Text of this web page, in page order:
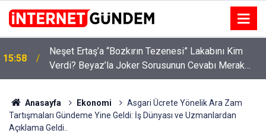
15:58
Neşet Ertaş’a “Bozkırın Tezenesi” Lakabını Kim
Verdi? Beyaz’la Joker Sorusunun Cevabı Merak
Edildi
Anasayfa Ekonomi
Asgari Ücrete Yönelik Ara Zam
Tartışmaları Gündeme Yine Geldi: İş Dünyası ve Uzmanlardan
Açıklama Geldi..